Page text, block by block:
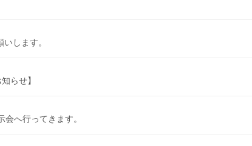
します。
らせ】
会へ行ってきます。